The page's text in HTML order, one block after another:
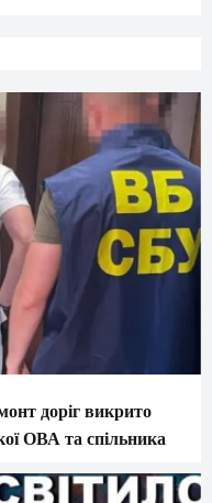
доріг викрито
ОВА та спільника